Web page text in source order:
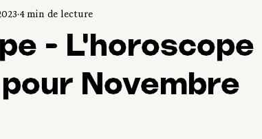
- L'horoscope
Novembre
4 min de lecture